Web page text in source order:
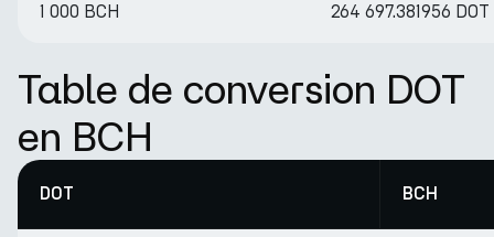
1 000 BCH 264 697.381956 DOT
Table de conversion DOT
en BCH
DOT BCH